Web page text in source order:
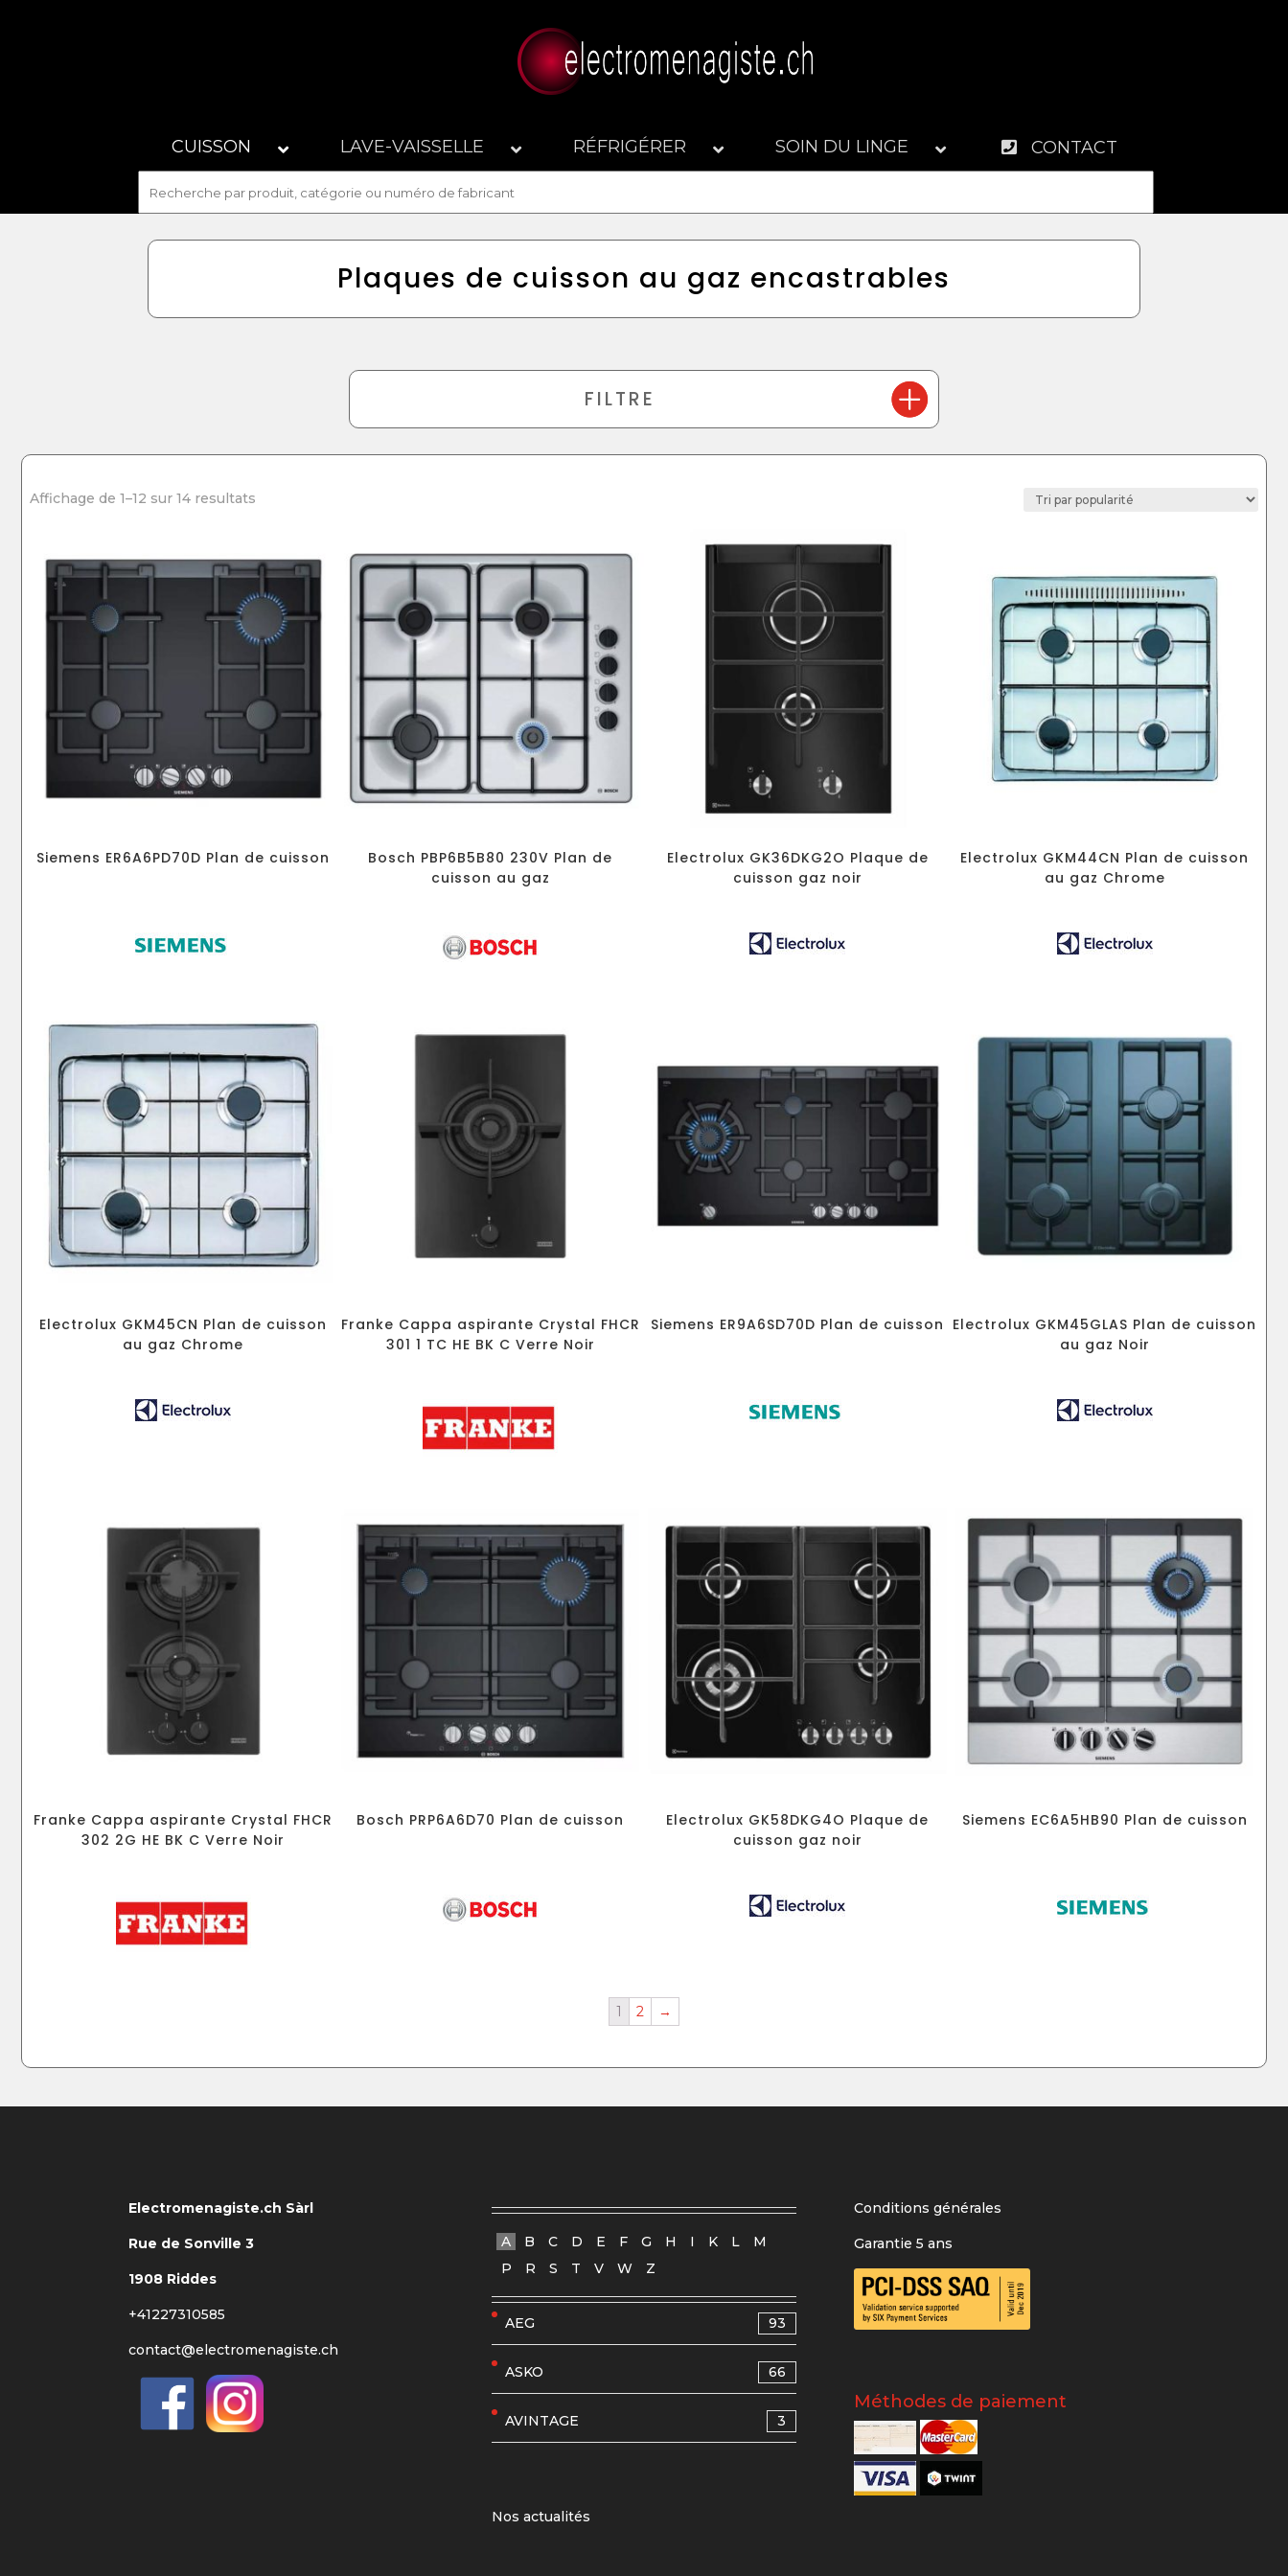
CUISSON LAVE-VAISSELLE RÉFRIGÉRER SOIN DU LINGE CONTACT
Plaques de cuisson au gaz encastrables
FILTRE
Affichage de 1–12 sur 14 resultats
Siemens ER6A6PD70D Plan de cuisson
Bosch PBP6B5B80 230V Plan de
cuisson au gaz
Electrolux GK36DKG2O Plaque de
cuisson gaz noir
Electrolux GKM44CN Plan de cuisson
au gaz Chrome
Electrolux GKM45CN Plan de cuisson
au gaz Chrome
Franke Cappa aspirante Crystal FHCR
301 1 TC HE BK C Verre Noir
Siemens ER9A6SD70D Plan de cuisson Electrolux GKM45GLAS Plan de cuisson
au gaz Noir
Franke Cappa aspirante Crystal FHCR
302 2G HE BK C Verre Noir
Bosch PRP6A6D70 Plan de cuisson
Electrolux GK58DKG4O Plaque de
cuisson gaz noir
Siemens EC6A5HB90 Plan de cuisson
1 2 →
Electromenagiste.ch Sàrl
Rue de Sonville 3
1908 Riddes
+41227310585
contact@electromenagiste.ch
A B C D E F G H I K L
M
P
R S T V W Z
AEG 93
ASKO 66
AVINTAGE 3
Nos actualités
Conditions générales
Garantie 5 ans
Méthodes de paiement